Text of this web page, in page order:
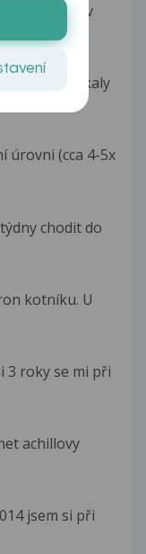
maratón-v
a sķákaly
úrovni (cca 4-5x
chodit do
kotníku. U
3 roky se mi při
achillovy
jsem si při